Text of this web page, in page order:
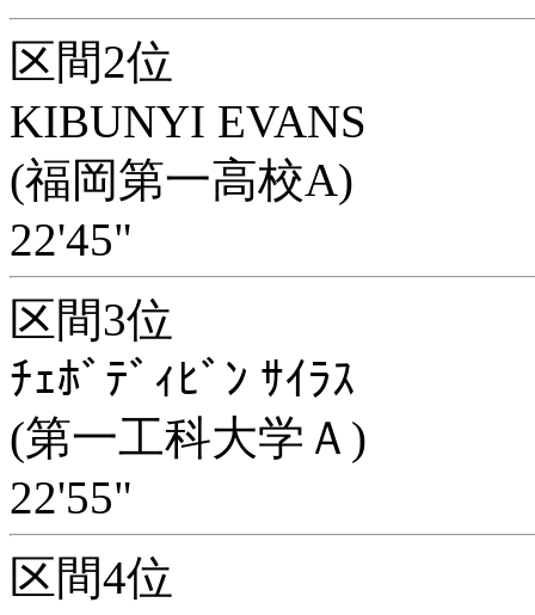
区間2位
KIBUNYI EVANS
(福岡第一高校A)
22'45"
区間3位
ﾁｪﾎﾞﾃﾞｨﾋﾞﾝ ｻｲﾗｽ
(第一工科大学Ａ)
22'55"
区間4位